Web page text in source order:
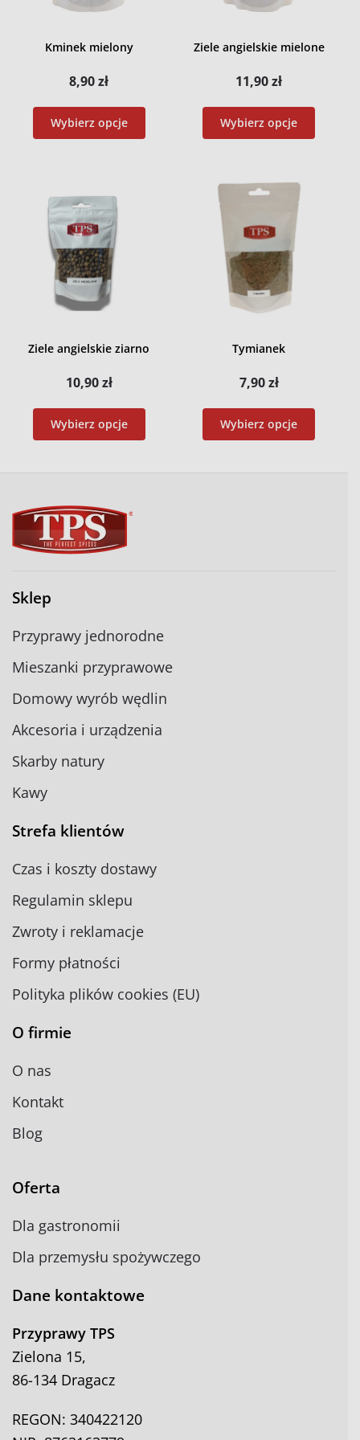
Kminek mielony
8,90zł
Wybierz opcje
Ziele angielskie mielone
11,90zł
Wybierz opcje
Ziele angielskie ziarno
10,90zł
Wybierz opcje
Tymianek
7,90zł
Wybierz opcje
Sklep
Przyprawy jednorodne
Mieszanki przyprawowe
Domowy wyrób wędlin
Akcesoria i urządzenia
Skarby natury
Kawy
Strefa klientów
Czas i koszty dostawy
Regulamin sklepu
Zwroty i reklamacje
Formy płatności
Polityka plików cookies (EU)
O firmie
O nas
Kontakt
Blog
Oferta
Dla gastronomii
Dla przemysłu spożywczego
Dane kontaktowe
Przyprawy TPS
Zielona 15,
86-134 Dragacz
REGON: 340422120